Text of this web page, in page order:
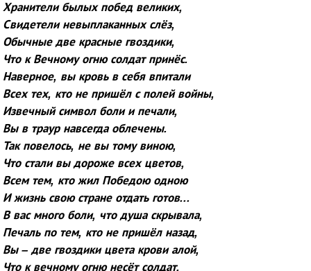
Хранители былых побед великих,
Свидетели невыплаканных слёз,
Обычные две красные гвоздики,
Что к Вечному огню солдат принёс.
Наверное, вы кровь в себя впитали
Всех тех, кто не пришёл с полей войны,
Извечный символ боли и печали,
Вы в траур навсегда облечены.
Так повелось, не вы тому виною,
Что стали вы дороже всех цветов,
Всем тем, кто жил Победою одною
И жизнь свою стране отдать готов...
В вас много боли, что душа скрывала,
Печаль по тем, кто не пришёл назад,
Вы – две гвоздики цвета крови алой,
Что к вечному огню несёт солдат.